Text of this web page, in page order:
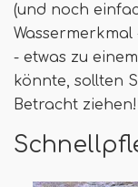
(und noch
- etwas zu
könnte, sollten
Betracht ziehen!